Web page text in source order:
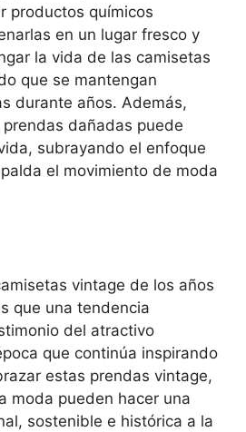
productos químicos
en un lugar fresco y
la vida de las camisetas
que se mantengan
durante años. Además,
dañadas puede
subrayando el enfoque
el movimiento de moda
vintage de los años
que una tendencia
del atractivo
que continúa inspirando
estas prendas vintage,
moda pueden hacer una
sostenible e histórica a la